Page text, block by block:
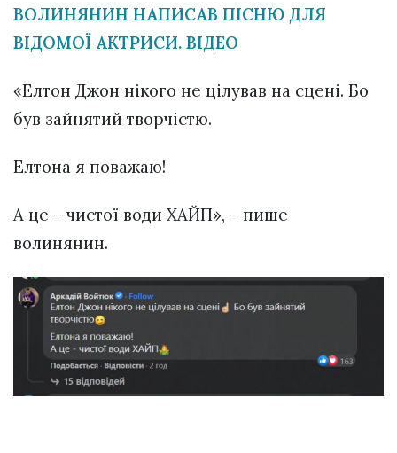
ВОЛИНЯНИН НАПИСАВ ПІСНЮ ДЛЯ
ВІДОМОЇ АКТРИСИ. ВІДЕО
«Елтон Джон нікого не цілував на сцені. Бо
був зайнятий творчістю.
Елтона я поважаю!
А це – чистої води ХАЙП», – пише
волинянин.